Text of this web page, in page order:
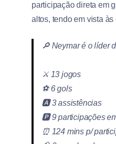
participação direta em
altos, tendo em vista
🔎 Neymar é o líder
⚔️ 13 jogos
⚽️ 6 gols
🅰️ 3 assistências
🅿️ 9 participações
⏰ 124 mins p/